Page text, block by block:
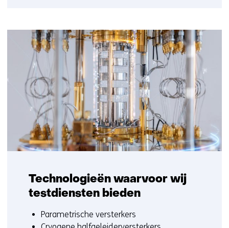
Technologieën waarvoor wij
testdiensten bieden
Parametrische versterkers